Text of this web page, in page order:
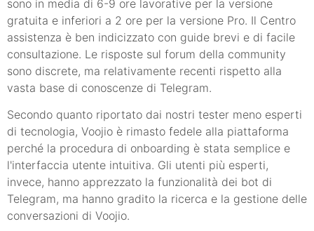
sono in media di 6-9 ore lavorative per la versione
gratuita e inferiori a 2 ore per la versione Pro. Il Centro
assistenza è ben indicizzato con guide brevi e di facile
consultazione. Le risposte sul forum della community
sono discrete, ma relativamente recenti rispetto alla
vasta base di conoscenze di Telegram.
Secondo quanto riportato dai nostri tester meno esperti
di tecnologia, Voojio è rimasto fedele alla piattaforma
perché la procedura di onboarding è stata semplice e
l'interfaccia utente intuitiva. Gli utenti più esperti,
invece, hanno apprezzato la funzionalità dei bot di
Telegram, ma hanno gradito la ricerca e la gestione delle
conversazioni di Voojio.